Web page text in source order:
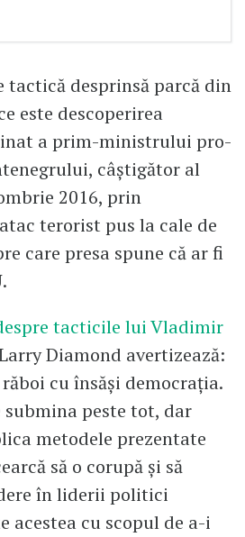
tactică desprinsă parcă din
este descoperirea
a prim-ministrului pro-
câştigător al
2016, prin
terorist pus la cale de
care presa spune că ar fi
tacticile lui Vladimir
Diamond avertizează:
cu însăşi democraţia.
submina peste tot, dar
metodele prezentate
să o corupă şi să
în liderii politici
acestea cu scopul de a-i